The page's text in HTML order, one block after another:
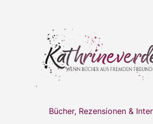
Bücher, Rezensionen &